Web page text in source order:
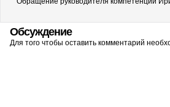
Обсуждение
Для того чтобы оставить комментарий